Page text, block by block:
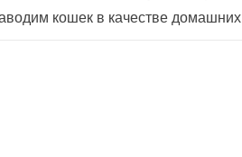
кошек в качестве